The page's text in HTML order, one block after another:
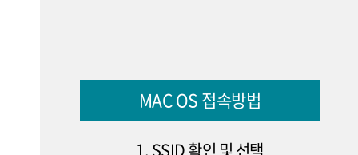
MAC OS 접속방법
1. SSID 확인 및 선택